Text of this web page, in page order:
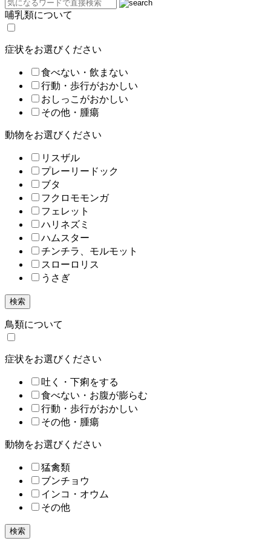
哺乳類について
症状をお選びください
食べない・飲まない
行動・歩行がおかしい
おしっこがおかしい
その他・腫瘍
動物をお選びください
リスザル
プレーリードック
ブタ
フクロモモンガ
フェレット
ハリネズミ
ハムスター
チンチラ、モルモット
スローロリス
うさぎ
検索
鳥類について
症状をお選びください
吐く・下痢をする
食べない・お腹が膨らむ
行動・歩行がおかしい
その他・腫瘍
動物をお選びください
猛禽類
ブンチョウ
インコ・オウム
その他
検索